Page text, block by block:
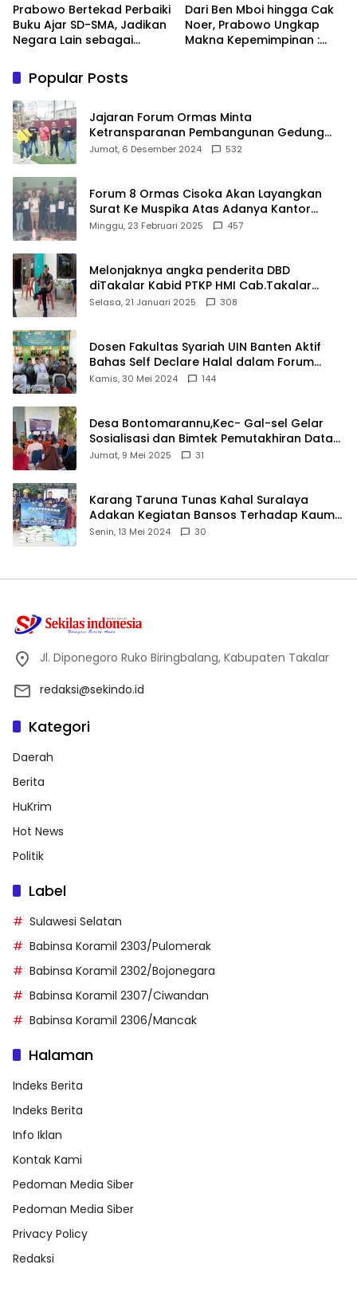
Prabowo Bertekad Perbaiki
Buku Ajar SD-SMA, Jadikan
Negara Lain sebagai
Dari Ben Mboi hingga Cak
Noer, Prabowo Ungkap
Makna Kepemimpinan :
Popular Posts
Jajaran Forum Ormas Minta
Ketransparanan Pembangunan Gedung
Damkar Di Kecamatan Cisoka
Jumat, 6 Desember 2024 532
Forum 8 Ormas Cisoka Akan Layangkan
Surat Ke Muspika Atas Adanya Kantor
Matel di Cisoka
Minggu, 23 Februari 2025 457
Melonjaknya angka penderita DBD
diTakalar Kabid PTKP HMI Cab.Takalar
angkat bicara
Selasa, 21 Januari 2025 308
Dosen Fakultas Syariah UIN Banten Aktif
Bahas Self Declare Halal dalam Forum
Ijtima Ulama MUI
Kamis, 30 Mei 2024 144
Desa Bontomarannu,Kec- Gal-sel Gelar
Sosialisasi dan Bimtek Pemutakhiran Data
ID
Jumat, 9 Mei 2025 31
Karang Taruna Tunas Kahal Suralaya
Adakan Kegiatan Bansos Terhadap Kaum
Dhuafa dan Anak Yatim-Piatu
Senin, 13 Mei 2024 30
Jl. Diponegoro Ruko Biringbalang, Kabupaten Takalar
redaksi@sekindo.id
Kategori
Daerah
Berita
HuKrim
Hot News
Politik
Label
Sulawesi Selatan
Babinsa Koramil 2303/Pulomerak
Babinsa Koramil 2302/Bojonegara
Babinsa Koramil 2307/Ciwandan
Babinsa Koramil 2306/Mancak
Halaman
Indeks Berita
Indeks Berita
Info Iklan
Kontak Kami
Pedoman Media Siber
Pedoman Media Siber
Privacy Policy
Redaksi